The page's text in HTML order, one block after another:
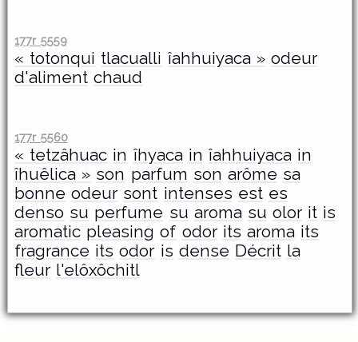
177r 5559
« totonqui tlacualli îahhuiyaca » odeur
d'aliment chaud
177r 5560
« tetzâhuac in îhyaca in îahhuiyaca in
îhuêlica » son parfum son arôme sa
bonne odeur sont intenses est es
denso su perfume su aroma su olor it is
aromatic pleasing of odor its aroma its
fragrance its odor is dense Décrit la
fleur l'elôxôchitl